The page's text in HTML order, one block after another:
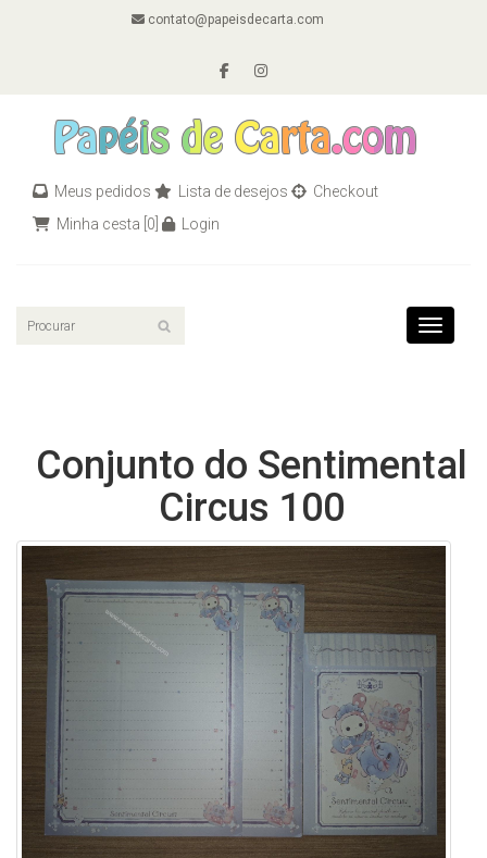
contato@papeisdecarta.com
Meus pedidos Lista de desejos
Checkout
Minha cesta [0] Login
Toggle
Conjunto do Sentimental
Circus 100